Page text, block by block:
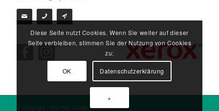
© Copyright - HQ High Quality Office GmbH
Diese Seite nutzt Cookies. Wenn Sie weiter auf dieser
Seite verbleiben, stimmen Sie der Nutzung von Cookies
zu:
OK Datenschutzerklärung
×